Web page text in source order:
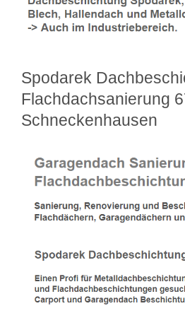
Spodarek
Flachdachsanierung
Schneckenhausen